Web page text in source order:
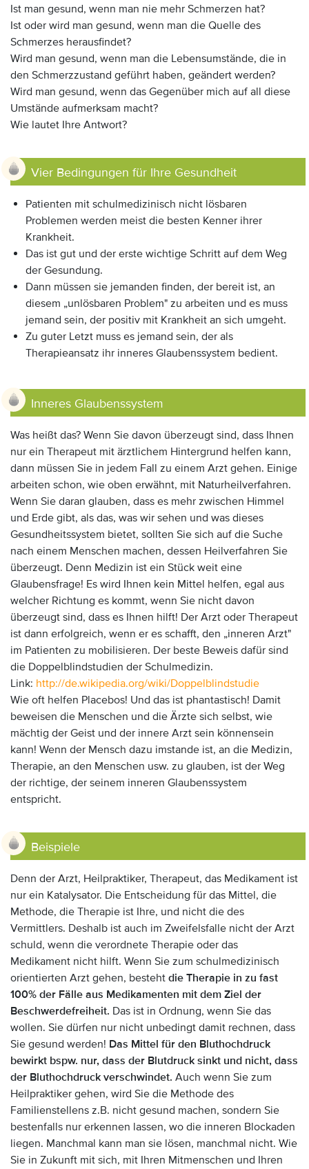
Ist man gesund, wenn man nie mehr Schmerzen hat?
Ist oder wird man gesund, wenn man die Quelle des
Schmerzes herausfindet?
Wird man gesund, wenn man die Lebensumstände, die in
den Schmerzzustand geführt haben, geändert werden?
Wird man gesund, wenn das Gegenüber mich auf all diese
Umstände aufmerksam macht?
Wie lautet Ihre Antwort?
Vier Bedingungen für Ihre Gesundheit
Patienten mit schulmedizinisch nicht lösbaren
Problemen werden meist die besten Kenner ihrer
Krankheit.
Das ist gut und der erste wichtige Schritt auf dem Weg
der Gesundung.
Dann müssen sie jemanden finden, der bereit ist, an
diesem „unlösbaren Problem" zu arbeiten und es muss
jemand sein, der positiv mit Krankheit an sich umgeht.
Zu guter Letzt muss es jemand sein, der als
Therapieansatz ihr inneres Glaubenssystem bedient.
Inneres Glaubenssystem
Was heißt das? Wenn Sie davon überzeugt sind, dass Ihnen
nur ein Therapeut mit ärztlichem Hintergrund helfen kann,
dann müssen Sie in jedem Fall zu einem Arzt gehen. Einige
arbeiten schon, wie oben erwähnt, mit Naturheilverfahren.
Wenn Sie daran glauben, dass es mehr zwischen Himmel
und Erde gibt, als das, was wir sehen und was dieses
Gesundheitssystem bietet, sollten Sie sich auf die Suche
nach einem Menschen machen, dessen Heilverfahren Sie
überzeugt. Denn Medizin ist ein Stück weit eine
Glaubensfrage! Es wird Ihnen kein Mittel helfen, egal aus
welcher Richtung es kommt, wenn Sie nicht davon
überzeugt sind, dass es Ihnen hilft! Der Arzt oder Therapeut
ist dann erfolgreich, wenn er es schafft, den „inneren Arzt"
im Patienten zu mobilisieren. Der beste Beweis dafür sind
die Doppelblindstudien der Schulmedizin.
Link: http://de.wikipedia.org/wiki/Doppelblindstudie
Wie oft helfen Placebos! Und das ist phantastisch! Damit
beweisen die Menschen und die Ärzte sich selbst, wie
mächtig der Geist und der innere Arzt sein könnensein
kann! Wenn der Mensch dazu imstande ist, an die Medizin,
Therapie, an den Menschen usw. zu glauben, ist der Weg
der richtige, der seinem inneren Glaubenssystem
entspricht.
Beispiele
Denn der Arzt, Heilpraktiker, Therapeut, das Medikament ist
nur ein Katalysator. Die Entscheidung für das Mittel, die
Methode, die Therapie ist Ihre, und nicht die des
Vermittlers. Deshalb ist auch im Zweifelsfalle nicht der Arzt
schuld, wenn die verordnete Therapie oder das
Medikament nicht hilft. Wenn Sie zum schulmedizinisch
orientierten Arzt gehen, besteht die Therapie in zu fast
100% der Fälle aus Medikamenten mit dem Ziel der
Beschwerdefreiheit. Das ist in Ordnung, wenn Sie das
wollen. Sie dürfen nur nicht unbedingt damit rechnen, dass
Sie gesund werden! Das Mittel für den Bluthochdruck
bewirkt bspw. nur, dass der Blutdruck sinkt und nicht, dass
der Bluthochdruck verschwindet. Auch wenn Sie zum
Heilpraktiker gehen, wird Sie die Methode des
Familienstellens z.B. nicht gesund machen, sondern Sie
bestenfalls nur erkennen lassen, wo die inneren Blockaden
liegen. Manchmal kann man sie lösen, manchmal nicht. Wie
Sie in Zukunft mit sich, mit Ihren Mitmenschen und Ihren